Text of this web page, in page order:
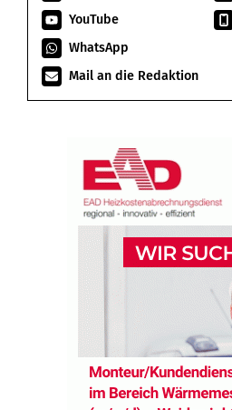
YouTube
WhatsApp
Mail an die Redaktion